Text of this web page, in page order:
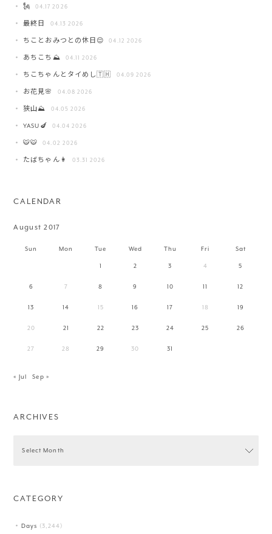
🗽 04.17 2026
最終日 04.13 2026
ちことおみつとの休日😌 04.12 2026
あちこち⛰️ 04.11 2026
ちこちゃんとタイめし🇹🇭 04.09 2026
お花見🌸 04.08 2026
狭山⛰️ 04.05 2026
YASU🍆 04.04 2026
🐯🐯 04.02 2026
たばちゃん👩 03.31 2026
CALENDAR
August 2017
Sun Mon Tue Wed Thu Fri Sat
1 2 3 4 5
6 7 8 9 10 11 12
13 14 15 16 17 18 19
20 21 22 23 24 25 26
27 28 29 30 31
« Jul Sep »
ARCHIVES
CATEGORY
Days (3,244)